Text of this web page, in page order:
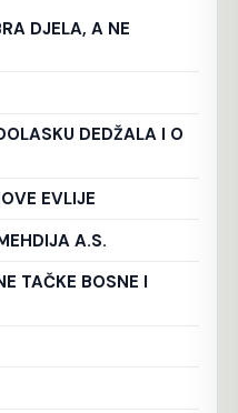
DJELA, A NE
DEDŽALA I O
EVLIJE
A.S.
TAČKE BOSNE I